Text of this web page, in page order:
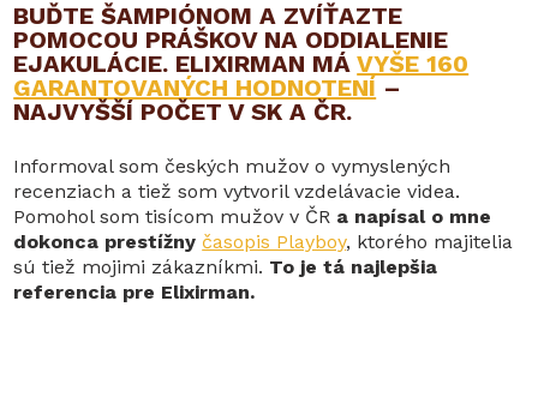
BUĎTE ŠAMPIÓNOM A ZVÍŤAZTE
POMOCOU PRÁŠKOV NA ODDIALENIE
EJAKULÁCIE. ELIXIRMAN MÁVYŠE 160
GARANTOVANÝCH HODNOTENÍ –
NAJVYŠŠÍ POČET V SK A ČR.
Informoval som českých mužov o vymyslených
recenziach a tiež som vytvoril vzdelávacie videa.
Pomohol som tisícom mužov v ČR a napísal o mne
dokonca prestížny časopis Playboy, ktorého majitelia
sú tiež mojimi zákazníkmi. To je tá najlepšia
referencia pre Elixirman.